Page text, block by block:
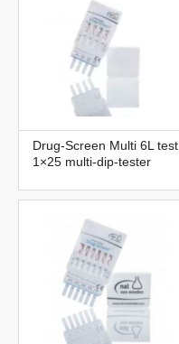
Drug-Screen Multi 6L test
1×25 multi-dip-tester